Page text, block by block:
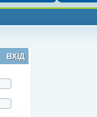
ВХІД